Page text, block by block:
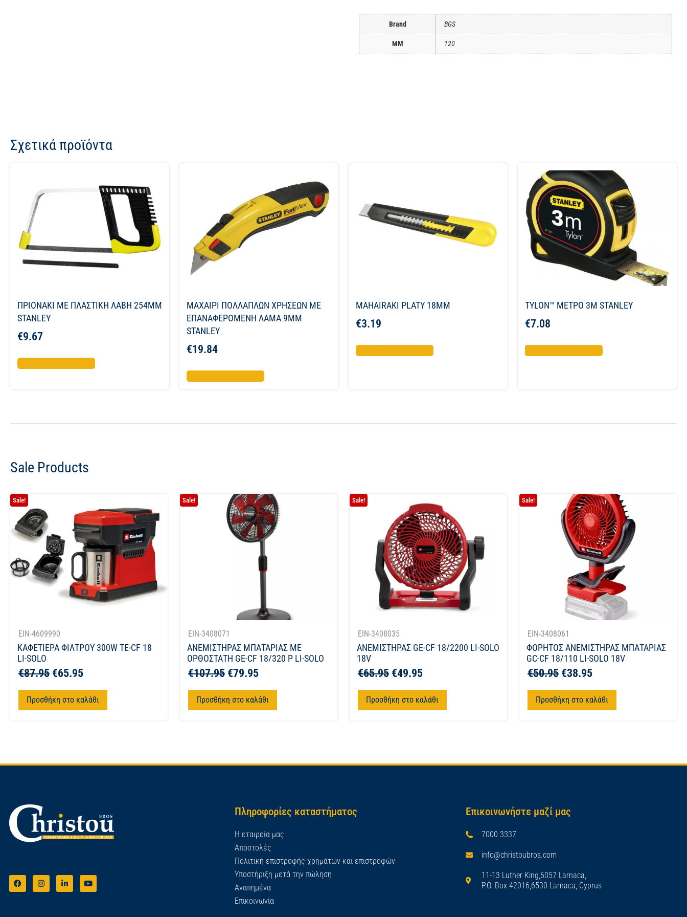
Brand BGS
ΜΜ 120
Σχετικά προϊόντα
ΠΡΙΟΝΑΚΙ ΜΕ ΠΛΑΣΤΙΚΗ ΛΑΒΗ 254ΜΜ
STANLEY
€9.67
ΜΑΧΑΙΡΙ ΠΟΛΛΑΠΛΩΝ ΧΡΗΣΕΩΝ ΜΕ
ΕΠΑΝΑΦΕΡΟΜΕΝΗ ΛΑΜΑ 9ΜΜ
STANLEY
€19.84
MAHAIRAKI PLATY 18MM
€3.19
TYLON™ ΜΕΤΡΟ 3Μ STANLEY
€7.08
Sale Products
Sale!
EIN-4609990
ΚΑΦΕΤΙΕΡΑ ΦΙΛΤΡΟΥ 300W TE-CF 18
LI-SOLO
€87.95 €65.95
Προσθήκη στο καλάθι
Sale!
EIN-3408071
ΑΝΕΜΙΣΤΗΡΑΣ ΜΠΑΤΑΡΙΑΣ ΜΕ
ΟΡΘΟΣΤΑΤΗ GE-CF 18/320 P LI-SOLO
€107.95 €79.95
Προσθήκη στο καλάθι
Sale!
EIN-3408035
ΑΝΕΜΙΣΤΗΡΑΣ GE-CF 18/2200 LI-SOLO
18V
€65.95 €49.95
Προσθήκη στο καλάθι
Sale!
EIN-3408061
ΦΟΡΗΤΟΣ ΑΝΕΜΙΣΤΗΡΑΣ ΜΠΑΤΑΡΙΑΣ
GC-CF 18/110 LI-SOLO 18V
€50.95 €38.95
Προσθήκη στο καλάθι
Πληροφορίες καταστήματος
Η εταιρεία μας
Αποστολές
Πολιτική επιστροφής χρημάτων και επιστροφών
Υποστήριξη μετά την πώληση
Αγαπημένα
Επικοινωνία
Επικοινωνήστε μαζί μας
7000 3337
info@christoubros.com
11-13 Luther King,6057 Larnaca,
P.O. Box 42016,6530 Larnaca, Cyprus